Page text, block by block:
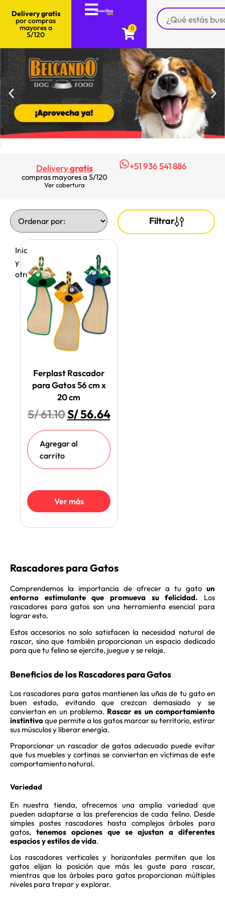
Delivery gratis
por compras
mayores a
S/120
0
Deliverygratis
compras mayores a S/120
Ver cobertura
+51 936 541 886
Filtrar
Inicio
y
otros/ Rascadores
Ferplast Rascador
para Gatos 56 cm x
20 cm
S/61.10S/56.64
Agregar al
carrito
Ver más
Rascadores para Gatos
Comprendemos la importancia de ofrecer a tu gato un
entorno estimulante que promueva su felicidad. Los
rascadores para gatos son una herramienta esencial para
lograr esto.
Estos accesorios no solo satisfacen la necesidad natural de
rascar, sino que también proporcionan un espacio dedicado
para que tu felino se ejercite, juegue y se relaje.
Beneficios de los Rascadores para Gatos
Los rascadores para gatos mantienen las uñas de tu gato en
buen estado, evitando que crezcan demasiado y se
conviertan en un problema. Rascar es un comportamiento
instintivoque permite a los gatos marcar su territorio, estirar
sus músculos y liberar energía.
Proporcionar un rascador de gatos adecuado puede evitar
que tus muebles y cortinas se conviertan en víctimas de este
comportamiento natural.
Variedad
En nuestra tienda, ofrecemos una amplia variedad que
pueden adaptarse a las preferencias de cada felino. Desde
simples postes rascadores hasta complejos árboles para
gatos, tenemos opciones que se ajustan a diferentes
espacios y estilos de vida.
Los rascadores verticales y horizontales permiten que los
gatos elijan la posición que más les guste para rascar,
mientras que los árboles para gatos proporcionan múltiples
niveles para trepar y explorar.